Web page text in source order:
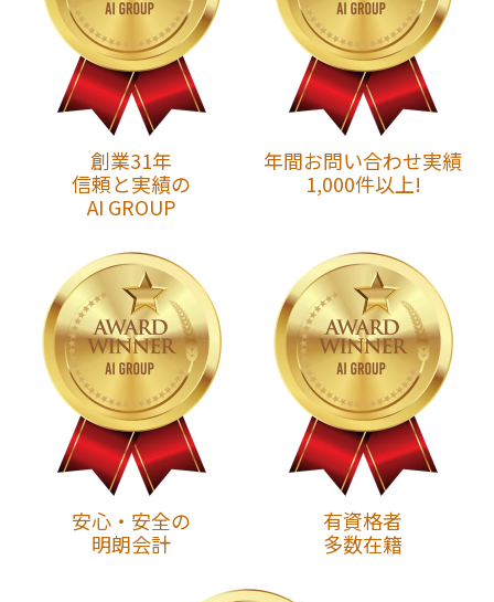
創業31年
信頼と実績の
AI GROUP
年間お問い合わせ実績
1,000件以上!
安心・安全の
明朗会計
有資格者
多数在籍